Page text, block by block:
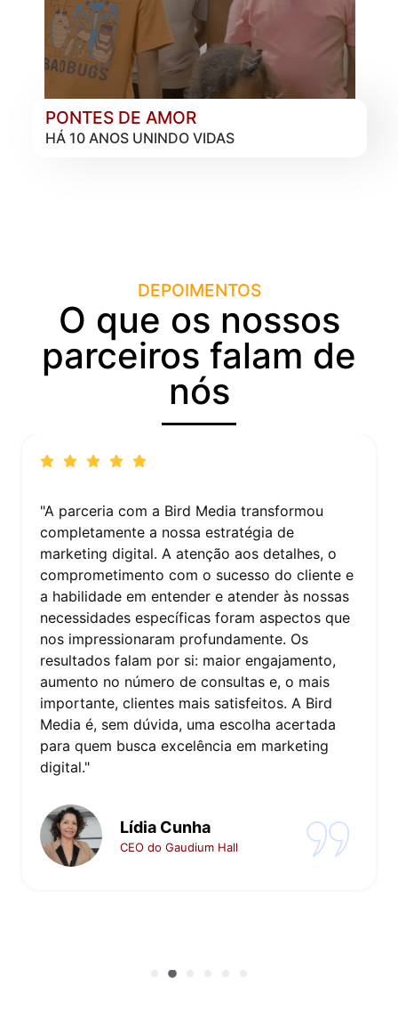
PONTES DE AMOR
HÁ 10 ANOS UNINDO VIDAS
DEPOIMENTOS
O que os nossos
parceiros falam de
nós
"Trabalhar com a Bird Media foi uma
experiência reveladora. A equipe conseguiu
captar a essência da nossa marca e traduzi-la
em uma estratégia de marketing digital coesa
e impactante. O aumento na visibilidade e no
reconhecimento da nossa marca foi notável. A
Bird Media não apenas atendeu às nossas
expectativas, mas as superou, provando ser
um parceiro valioso na nossa estratégia de
crescimento. Recomendo fortemente seus
serviços a quem busca não apenas resultados,
mas também inovação e criatividade no
marketing digital."
Flávio Santiago
CEO da Santiago Filmes